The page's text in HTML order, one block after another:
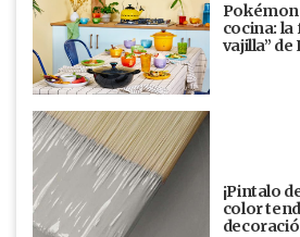
cocina: la
vajilla” de
¡Pintalo
color